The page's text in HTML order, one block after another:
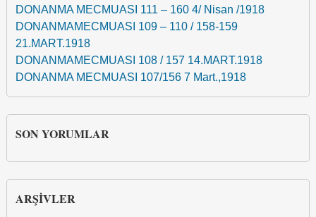
DONANMA MECMUASI 111 – 160 4/ Nisan /1918
DONANMAMECMUASI 109 – 110 / 158-159
21.MART.1918
DONANMAMECMUASI 108 / 157 14.MART.1918
DONANMA MECMUASI 107/156 7 Mart.,1918
SON YORUMLAR
ARŞIVLER